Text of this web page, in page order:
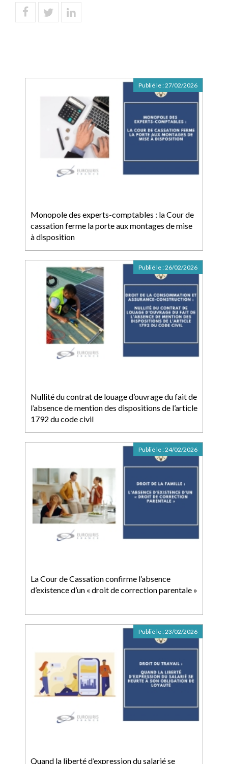
Monopole des experts-comptables : la Cour de
cassation ferme la porte aux montages de mise
à disposition
Publié le :27/02/2026
Nullité du contrat de louage d’ouvrage du fait de
l’absence de mention des dispositions de l’article
1792 du code civil
Publié le :26/02/2026
La Cour de Cassation confirme l’absence
d’existence d’un « droit de correction parentale »
Publié le :24/02/2026
Quand la liberté d’expression du salarié se
Publié le :23/02/2026